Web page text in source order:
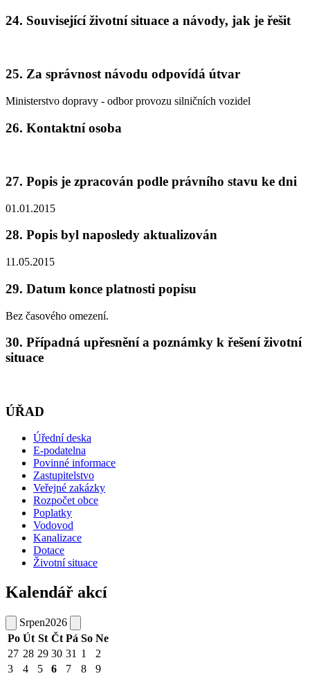
24. Související životní situace a návody, jak je řešit
25. Za správnost návodu odpovídá útvar
Ministerstvo dopravy - odbor provozu silničních vozidel
26. Kontaktní osoba
27. Popis je zpracován podle právního stavu ke dni
01.01.2015
28. Popis byl naposledy aktualizován
11.05.2015
29. Datum konce platnosti popisu
Bez časového omezení.
30. Případná upřesnění a poznámky k řešení životní
situace
ÚŘAD
Úřední deska
E-podatelna
Povinné informace
Zastupitelstvo
Veřejné zakázky
Rozpočet obce
Poplatky
Vodovod
Kanalizace
Dotace
Životní situace
Kalendář akcí
Srpen2026
Po Út St Čt Pá So Ne
27 28 29 30 31 1
2
3
4 5 6 7 8
9